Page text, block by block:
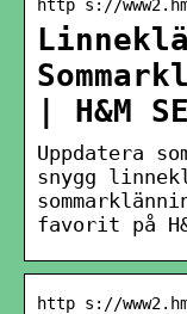
http s://
| H&M SE
Uppdatera
snygg
favorit på
http s://